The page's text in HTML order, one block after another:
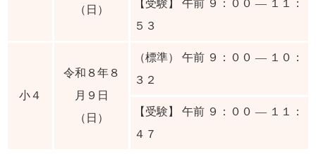
（日）
【受験】 午前 ９：００ ― １１：
５３
小４
令和８年８
月９日
（日）
（標準） 午前 ９：００ ― １０：
３２
【受験】 午前 ９：００ ― １１：
４７